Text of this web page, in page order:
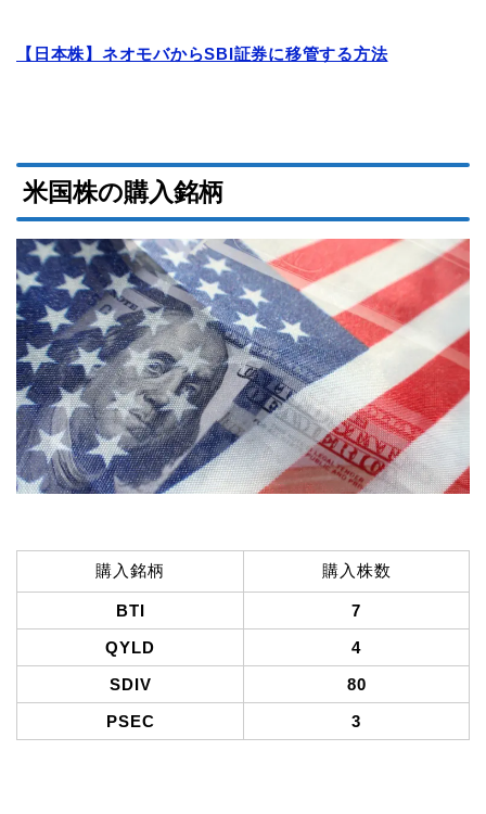
【日本株】ネオモバからSBI証券に移管する方法
米国株の購入銘柄
購入銘柄 購入株数
BTI
7
QYLD
4
SDIV
80
PSEC
3